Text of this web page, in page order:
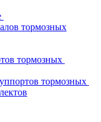
тормозных
тормозных
тормозных